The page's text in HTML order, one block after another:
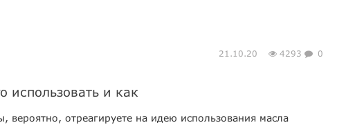
21.10.20 4293 0
использовать и как
вероятно, отреагируете на идею использования масла